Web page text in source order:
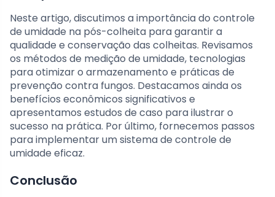
Neste artigo, discutimos a importância do controle
de umidade na pós-colheita para garantir a
qualidade e conservação das colheitas. Revisamos
os métodos de medição de umidade, tecnologias
para otimizar o armazenamento e práticas de
prevenção contra fungos. Destacamos ainda os
benefícios econômicos significativos e
apresentamos estudos de caso para ilustrar o
sucesso na prática. Por último, fornecemos passos
para implementar um sistema de controle de
umidade eficaz.
Conclusão